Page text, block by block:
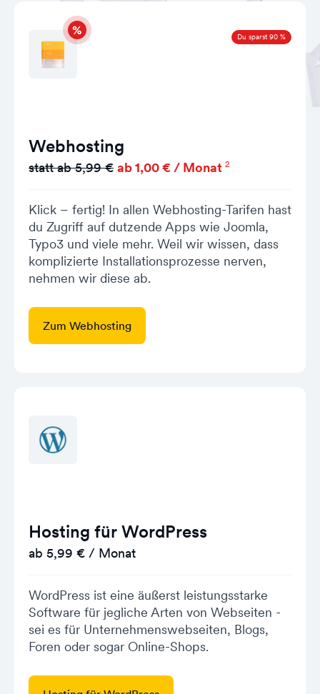
Du sparst 90 %
Webhosting
statt ab 5,99 € ab 1,00 € / Monat 2
Klick – fertig! In allen Webhosting-Tarifen hast
du Zugriff auf dutzende Apps wie Joomla,
Typo3 und viele mehr. Weil wir wissen, dass
komplizierte Installationsprozesse nerven,
nehmen wir diese ab.
Zum Webhosting
Hosting für WordPress
ab 5,99 € / Monat
WordPress ist eine äußerst leistungsstarke
Software für jegliche Arten von Webseiten -
sei es für Unternehmenswebseiten, Blogs,
Foren oder sogar Online-Shops.